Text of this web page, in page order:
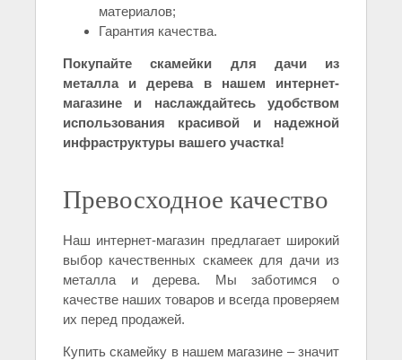
материалов;
Гарантия качества.
Покупайте скамейки для дачи из
металла и дерева в нашем интернет-
магазине и наслаждайтесь удобством
использования красивой и надежной
инфраструктуры вашего участка!
Превосходное качество
Наш интернет-магазин предлагает широкий
выбор качественных скамеек для дачи из
металла и дерева. Мы заботимся о
качестве наших товаров и всегда проверяем
их перед продажей.
Купить скамейку в нашем магазине – значит